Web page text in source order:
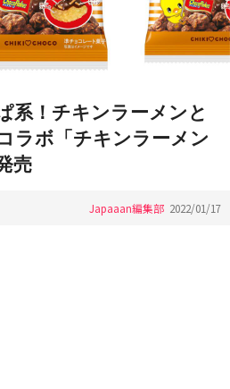
系！チキンラーメンと
ラボ「チキンラーメン
売
Japaaan編集部 2022/01/17